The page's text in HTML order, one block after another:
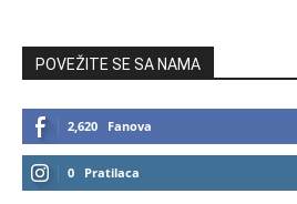
POVEŽITE SE SA NAMA
2,620 Fanova
0 Pratilaca